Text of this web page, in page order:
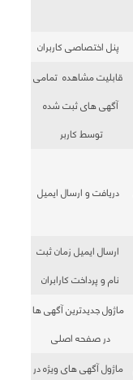
پنل اختصاصی کاربران
قابلیت مشاهده تمامی
آگهی های ثبت شده
توسط کاربر
دریافت و ارسال ایمیل
ارسال ایمیل زمان ثبت
نام و پرداخت کارابران
ماژول جدیدترین آگهی ها
در صفحه اصلی
ماژول آگهی های ویژه در